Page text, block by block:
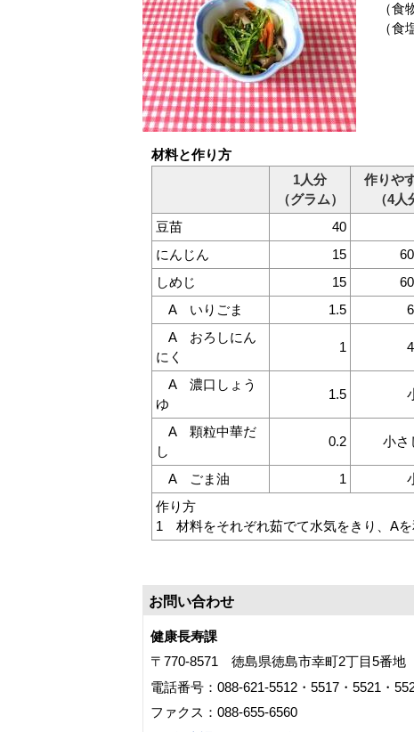
（食
（
材料と作り方
1人分
（グラム）
作りや
（4人
豆苗 40
にんじん
15
しめじ
15
A いりごま
1.5
A おろしにん
にく
1
A 濃口しょう
ゆ
1.5
A 顆粒中華だ
し
0.2 小さ
A ごま油 1
作り方
1 材料をそれぞれ茹でて水気をきり、Aを
お問い合わせ
健康長寿課
〒770-8571 徳島県徳島市幸町2丁目5番地
電話番号：088-621-5512・5517・5521・
ファクス：088-655-6560